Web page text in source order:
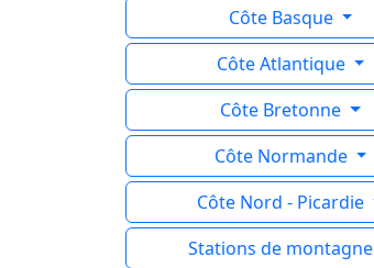
Côte Basque
Côte Atlantique
Côte Bretonne
Côte Normande
Côte Nord - Picardie
Stations de montagne